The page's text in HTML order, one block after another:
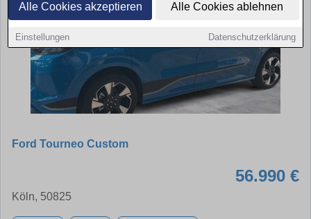
Alle Cookies akzeptieren Alle Cookies ablehnen
Einstellungen Datenschutzerklärung
Ford Tourneo Custom
56.990 €
Köln, 50825